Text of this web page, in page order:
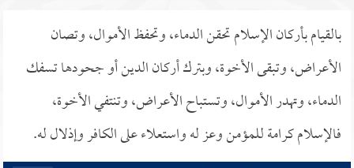
بالقيام بأركان الإسلام تحقن الدماء، وتحفظ الأموال، وتصان
الأعراض، وتبقى الأخوة، وبترك أركان الدين أو جحودها تسفك
الدماء، وتهدر الأموال، وتستباح الأعراض، وتنتفي الأخوة،
فالإسلام كرامة للمؤمن وعز له واستعلاء على الكافر وإذلال له.